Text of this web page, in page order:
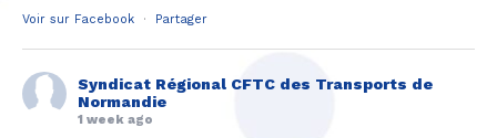
Voir sur Facebook · Partager
Syndicat Régional CFTC des Transports de
Normandie
1 week ago